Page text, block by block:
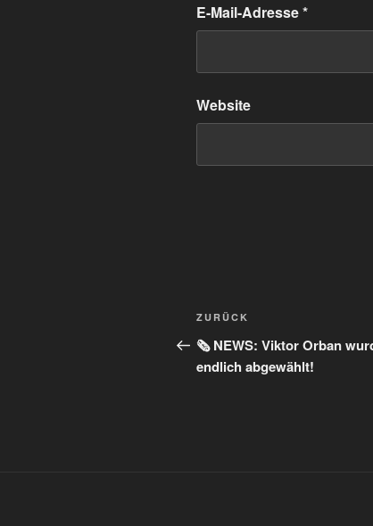
E-Mail-Adresse*
Website
Beitragsnavigation
Vorheriger
Beitrag
ZURÜCK
🗞️ NEWS: Viktor Orban
endlich abgewählt!